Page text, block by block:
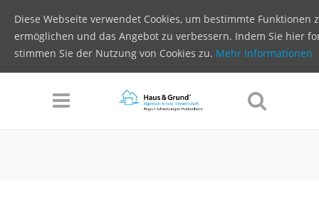
Diese Webseite verwendet Cookies, um bestimmte Funktionen
ermöglichen und das Angebot zu verbessern. Indem Sie hier
stimmen Sie der Nutzung von Cookies zu. Mehr Informationen